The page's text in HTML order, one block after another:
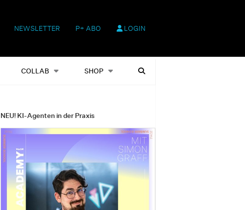
NEWSLETTER P+ ABO LOGIN
COLLAB SHOP
Shop Heftausgaben Suchen
NEU! KI-Agenten in der Praxis